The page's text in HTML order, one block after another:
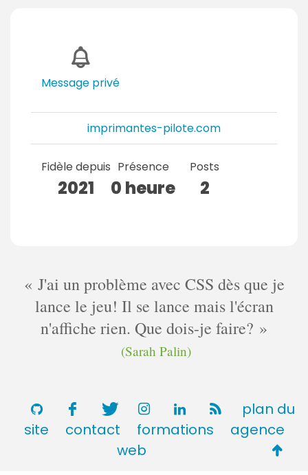
Message privé
imprimantes-pilote.com
Fidèle depuis
2021
Présence
0 heure
Posts
2
J'ai un problème avec CSS dès que je
lance le jeu! Il se lance mais l'écran
n'affiche rien. Que dois-je faire?
(Sarah Palin)
plan du
site
contact formations
agence
web